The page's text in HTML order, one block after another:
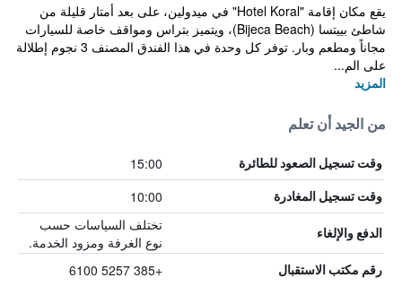
يقع مكان إقامة "Hotel Koral" في ميدولين، على بعد أمتار قليلة من
شاطئ بييتسا (Bijeca Beach)، ويتميز بتراس ومواقف خاصة للسيارات
مجاناً ومطعم وبار. توفر كل وحدة في هذا الفندق المصنف 3 نجوم إطلالة
على الم...
المزيد
من الجيد أن تعلم
وقت تسجيل الصعود للطائرة 15:00
وقت تسجيل المغادرة 10:00
الدفع والإلغاء
تختلف السياسات حسب
نوع الغرفة ومزود الخدمة.
رقم مكتب الاستقبال +385 5257 6100